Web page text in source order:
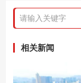
相关新闻